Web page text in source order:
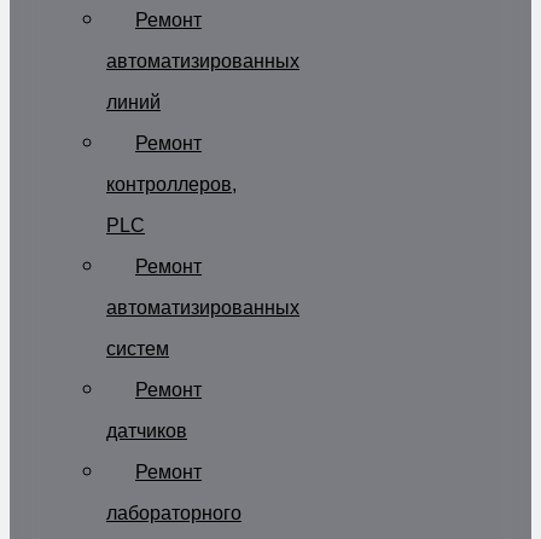
Ремонт
автоматизированных
линий
Ремонт
контроллеров,
PLC
Ремонт
автоматизированных
систем
Ремонт
датчиков
Ремонт
лабораторного